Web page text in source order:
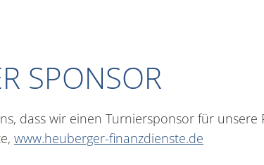
SPONSOR
dass wir einen Turniersponsor für
www.heuberger-finanzdienste.de